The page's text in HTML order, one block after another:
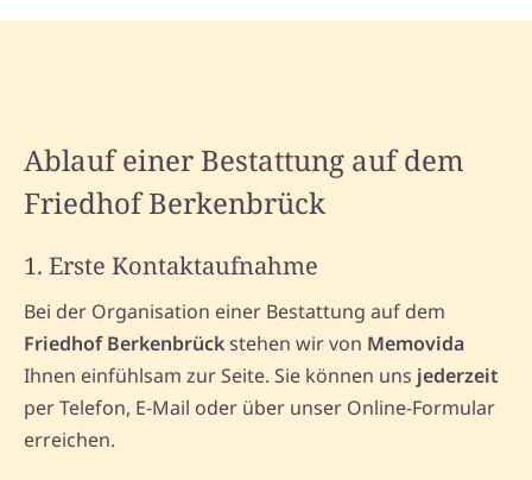
Ablauf einer Bestattung auf dem
Friedhof Berkenbrück
1. Erste Kontaktaufnahme
Bei der Organisation einer Bestattung auf dem
Friedhof Berkenbrückstehen wir von Memovida
Ihnen einfühlsam zur Seite. Sie können uns jederzeit
per Telefon, E-Mail oder über unser Online-Formular
erreichen.